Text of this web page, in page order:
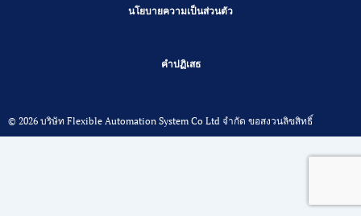
© 2026 บริษัท Flexible Automation System Co Ltd จำกัด ขอสงวนลิขสิทธิ์
นโยบายความเป็นส่วนตัว
คำปฏิเสธ